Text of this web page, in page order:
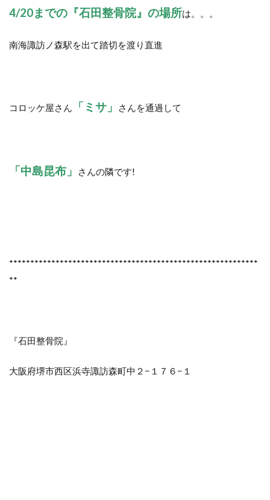
4/20までの『石田整骨院』の場所は。。。
南海諏訪ノ森駅を出て踏切を渡り直進
コロッケ屋さん 「ミサ」 さんを通過して
「中島昆布」 さんの隣です!
***********************************************************
**
『石田整骨院』
大阪府堺市西区浜寺諏訪森町中２−１７６−１